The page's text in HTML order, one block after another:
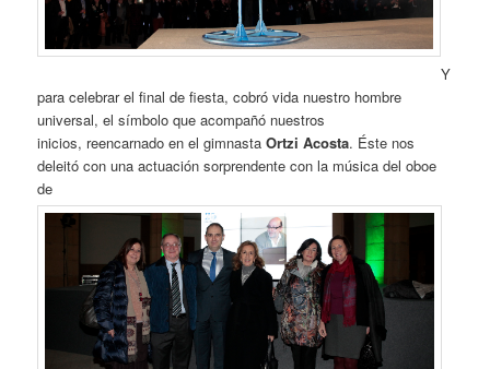
Y
para celebrar el final de fiesta, cobró vida nuestro hombre
universal, el símbolo que acompañó nuestros
inicios, reencarnado en el gimnastaOrtzi Acosta. Éste nos
deleitó con una actuación sorprendente con la música del oboe
de